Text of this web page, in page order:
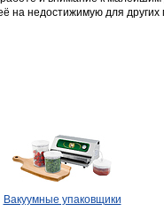
на недостижимую для других
Вакуумные упаковщики